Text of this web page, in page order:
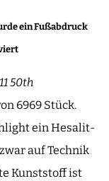
ein Fußabdruck
50th
6969 Stück.
ein Hesalit-
auf Technik
Kunststoff ist